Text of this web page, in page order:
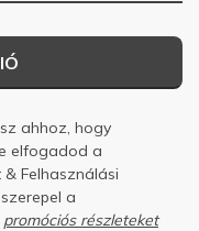
ahhoz, hogy
elfogadod a
& Felhasználási
a
promóciós részleteket